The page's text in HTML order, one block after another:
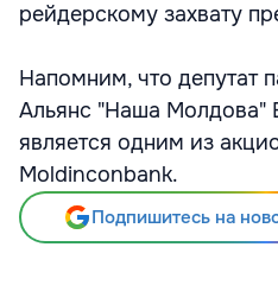
рейдерскому захвату
Напомним, что депутат
Альянс "Наша Молдова"
является одним из
Moldinconbank.
Подпишитесь на